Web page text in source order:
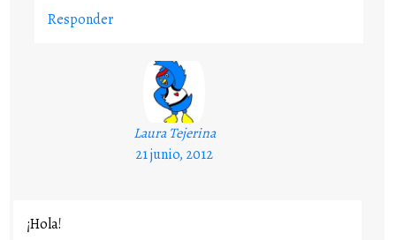
Responder
Laura Tejerina
21 junio, 2012
¡Hola!